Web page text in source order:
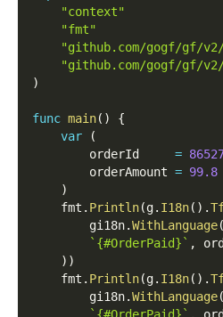
"context"
"fmt"
"github.com/gogf/gf/
"github.com/gogf/gf/
)
func main( )
{
var
(
        orderId
=
        orderAmount
= 99.8
)
    fmt
. Println(g. I18n( ) .
        gi18n
.WithLanguage(
`{#OrderPaid}` ,
) )
    fmt
. Println(g. I18n( ) .
        gi18n
.WithLanguage(